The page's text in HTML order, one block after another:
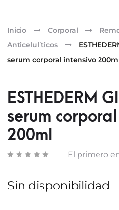
Inicio Corporal
Anticelulíticos
serum corporal intensivo 200ml
ESTHEDERM
serum
200ml
El primero
Sin disponibilidad